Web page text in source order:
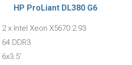
HP ProLiant DL380 G6
2 x Intel Xeon X5670 2.93
64 DDR3
6x3.5'